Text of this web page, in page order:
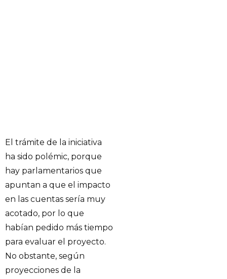
El trámite de la iniciativa
ha sido polémic, porque
hay parlamentarios que
apuntan a que el impacto
en las cuentas sería muy
acotado, por lo que
habían pedido más tiempo
para evaluar el proyecto.
No obstante, según
proyecciones de la